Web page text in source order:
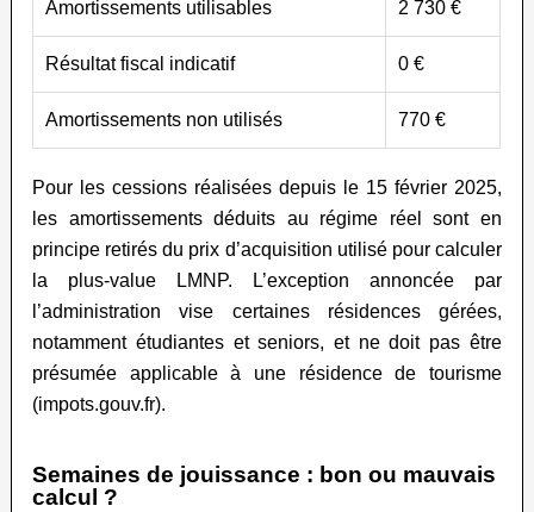
Amortissements utilisables 2 730 €
Résultat fiscal indicatif 0 €
Amortissements non utilisés 770 €
Pour les cessions réalisées depuis le 15 février 2025,
les amortissements déduits au régime réel sont en
principe retirés du prix d’acquisition utilisé pour calculer
la plus-value LMNP. L’exception annoncée par
l’administration vise certaines résidences gérées,
notamment étudiantes et seniors, et ne doit pas être
présumée applicable à une résidence de tourisme
(impots.gouv.fr).
Semaines de jouissance : bon ou mauvais
calcul ?